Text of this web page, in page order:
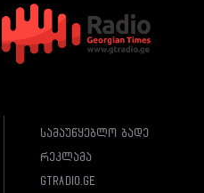
სამაუწყებლო ბადე
რეკლამა
gtradio.ge